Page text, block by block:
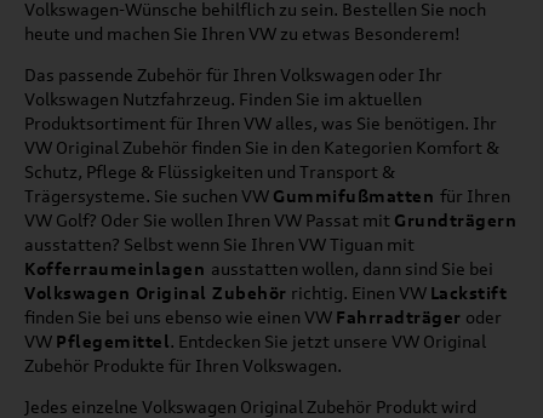
Volkswagen-Wünsche behilflich zu sein. Bestellen Sie noch
heute und machen Sie Ihren VW zu etwas Besonderem!
Das passende Zubehör für Ihren Volkswagen oder Ihr
Volkswagen Nutzfahrzeug. Finden Sie im aktuellen
Produktsortiment für Ihren VW alles, was Sie benötigen. Ihr
VW Original Zubehör finden Sie in den Kategorien Komfort &
Schutz, Pflege & Flüssigkeiten und Transport &
Trägersysteme. Sie suchen VW Gummifußmatten für Ihren
VW Golf? Oder Sie wollen Ihren VW Passat mit Grundträgern
ausstatten? Selbst wenn Sie Ihren VW Tiguan mit
Kofferraumeinlagen ausstatten wollen, dann sind Sie bei
Volkswagen Original Zubehör richtig. Einen VW Lackstift
finden Sie bei uns ebenso wie einen VW Fahrradträger oder
VW Pflegemittel. Entdecken Sie jetzt unsere VW Original
Zubehör Produkte für Ihren Volkswagen.
Jedes einzelne Volkswagen Original Zubehör Produkt wird